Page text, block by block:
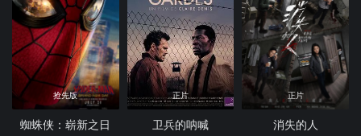
抢先版
蜘蛛侠：崭新之日
正片
卫兵的呐喊
正片
消失的人